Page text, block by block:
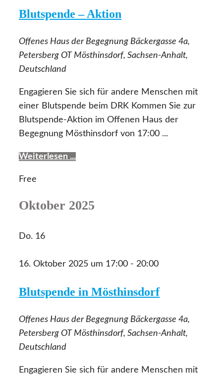
Blutspende – Aktion
Offenes Haus der Begegnung Bäckergasse 4a,
Petersberg OT Mösthinsdorf, Sachsen-Anhalt,
Deutschland
Engagieren Sie sich für andere Menschen mit
einer Blutspende beim DRK Kommen Sie zur
Blutspende-Aktion im Offenen Haus der
Begegnung Mösthinsdorf von 17:00 ...
Weiterlesen ...
Free
Oktober 2025
Do. 16
16. Oktober 2025 um 17:00 - 20:00
Blutspende in Mösthinsdorf
Offenes Haus der Begegnung Bäckergasse 4a,
Petersberg OT Mösthinsdorf, Sachsen-Anhalt,
Deutschland
Engagieren Sie sich für andere Menschen mit